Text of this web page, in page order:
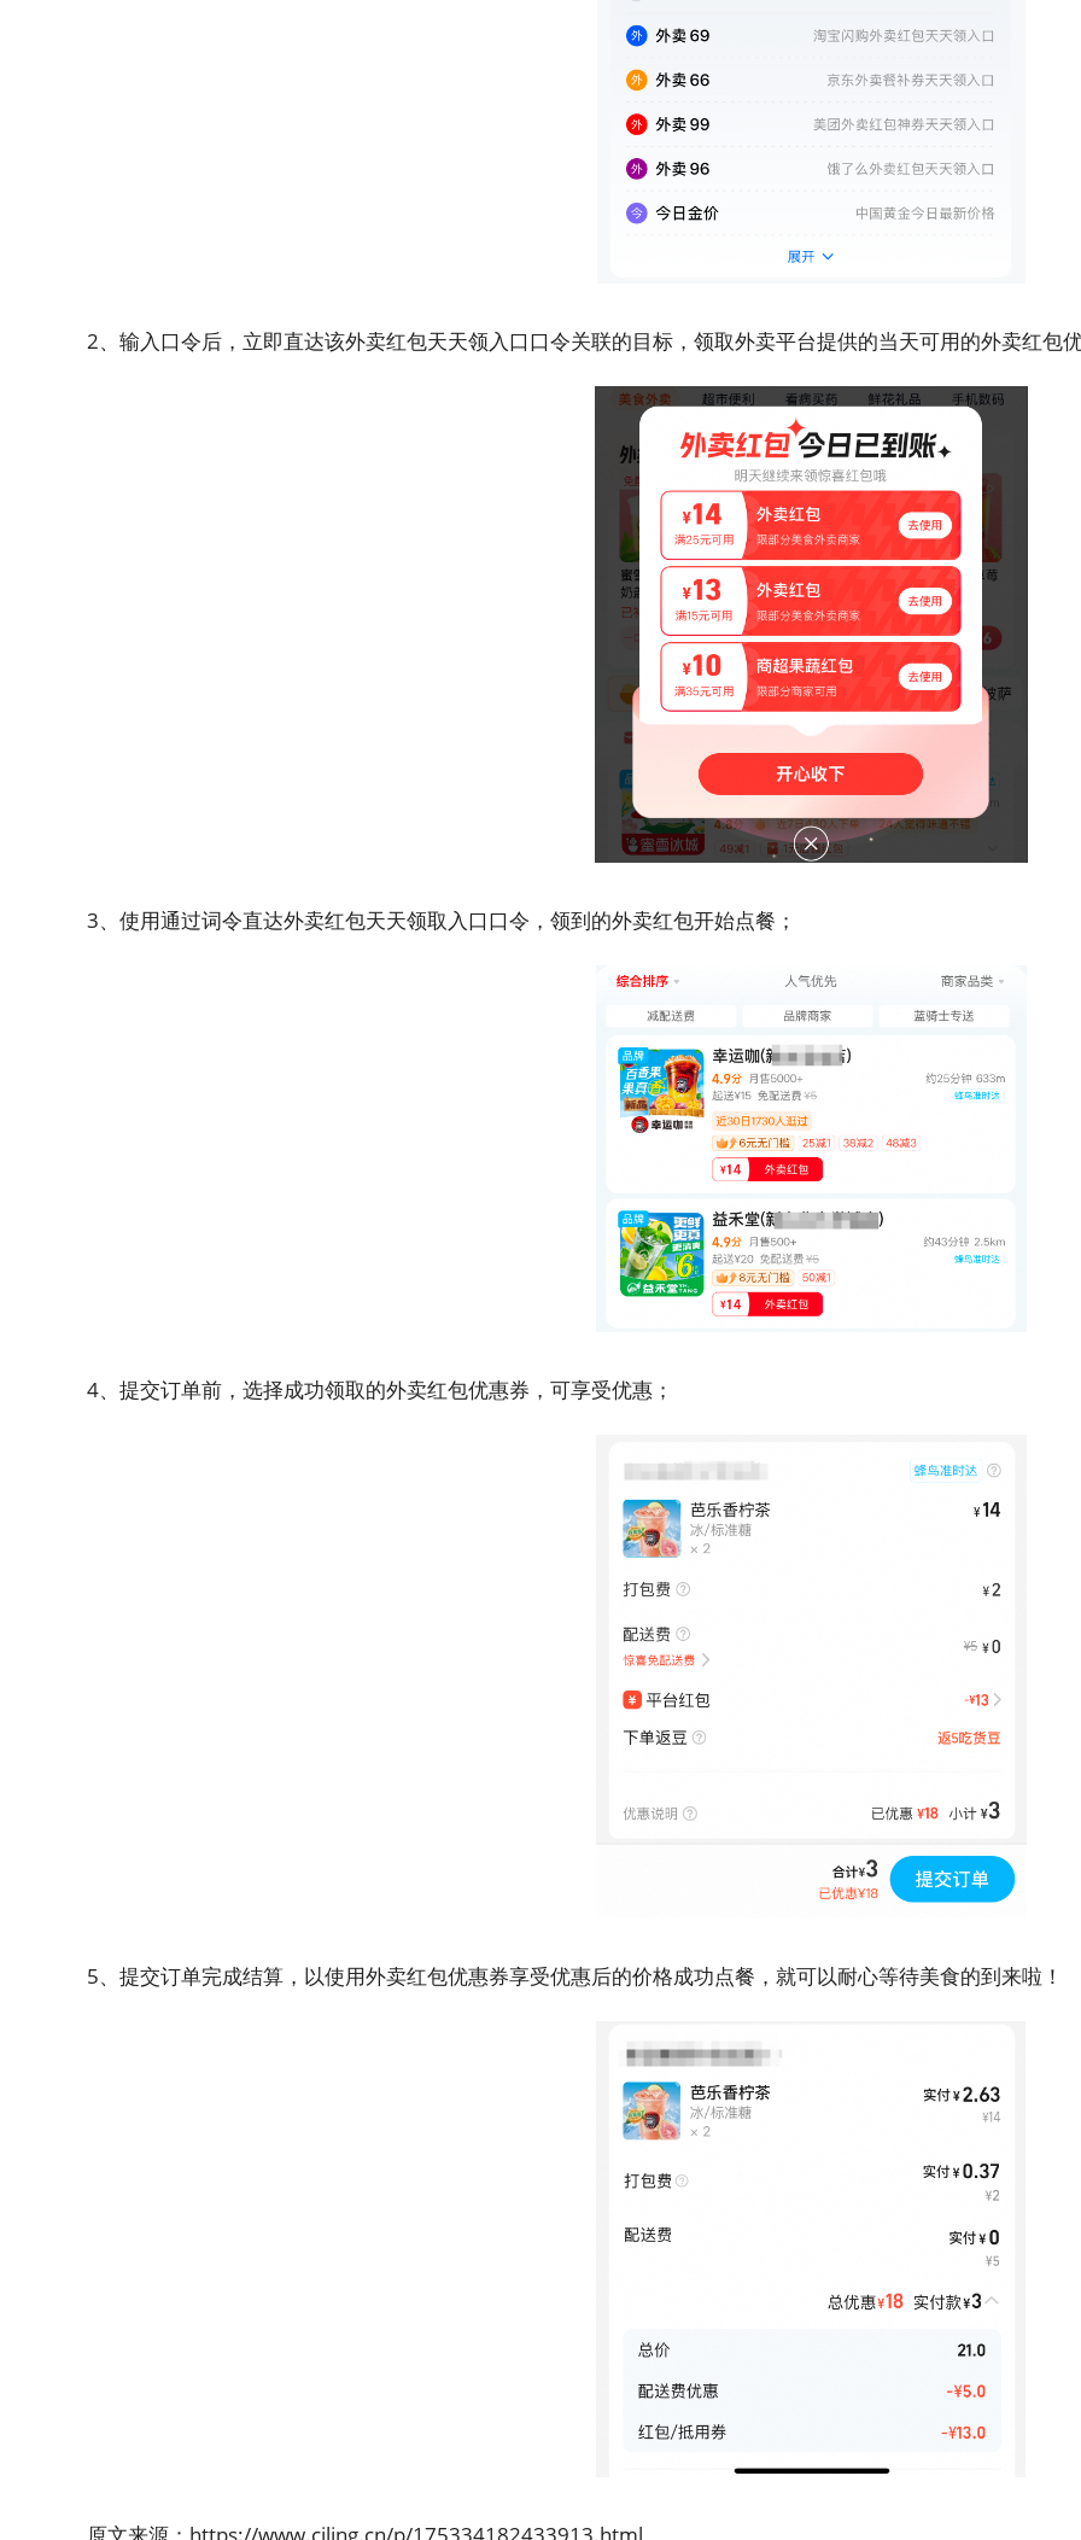
2、输入口令后，立即直达该外卖红包天天领入口口令关联的目标，领取外卖平台提供的当天可用的外卖红包
3、使用通过词令直达外卖红包天天领取入口口令，领到的外卖红包开始点餐；
4、提交订单前，选择成功领取的外卖红包优惠券，可享受优惠；
5、提交订单完成结算，以使用外卖红包优惠券享受优惠后的价格成功点餐，就可以耐心等待美食的到来啦！